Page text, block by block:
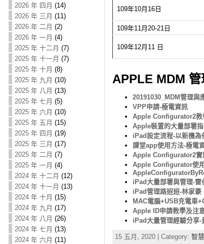
2026 年 四月 (14)
2026 年 三月 (11)
2026 年 二月 (2)
2026 年 一月 (4)
2025 年 十二月 (7)
2025 年 十一月 (7)
2025 年 十月 (8)
2025 年 九月 (10)
2025 年 八月 (13)
2025 年 七月 (5)
2025 年 六月 (10)
2025 年 五月 (15)
2025 年 四月 (19)
2025 年 三月 (17)
2025 年 二月 (7)
2025 年 一月 (4)
2024 年 十二月 (12)
2024 年 十一月 (13)
2024 年 十月 (15)
2024 年 九月 (17)
2024 年 八月 (26)
2024 年 七月 (13)
2024 年 六月 (11)
109年10月16日
109年11月20-21日
109年12月11 日
APPLE MDM 管
20191030_MDM管理與
VPP申請-極電資訊
Apple Configurator2教
Apple裝置的大量部署
iPad設定流程-以新機為
課堂app使用方法-極電
Apple Configurator2實
Apple Configurator使
iPad大量部署與管理-雷
iPad管理路迢迢-林家豪
MAC電腦+USB充電車
Apple ID申請教學及注
iPad大量管理經驗分享-
15 五月, 2020 | Category: 智